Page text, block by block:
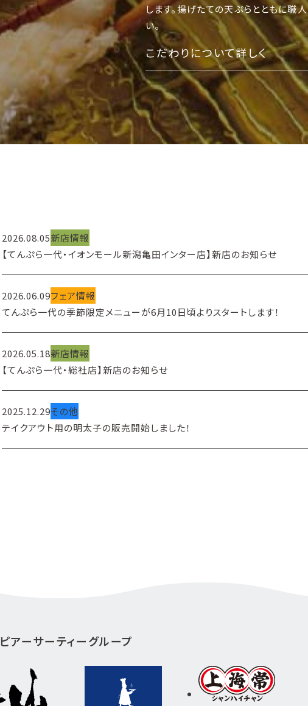
します。揚げたての天ぷらとともに職
い。
こだわりについて詳しく
2026.08.05新店情報
【てんぷら一代・イオンモール新潟亀田インター店】新店のお知らせ
2026.06.09フェア情報
てんぷら一代の季節限定メニューが6月10日頃よりスタートします！
2026.05.18新店情報
【てんぷら一代・総社店】新店のお知らせ
2025.12.29その他
テイクアウト用の明太子の販売開始しました！
ピアーサーティーグループ